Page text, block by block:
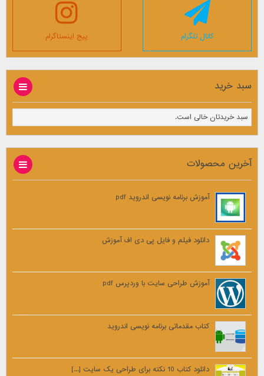
کانال تلگرام پیج اینستاگرام
سبد خرید
سبد خریدتان خالی است.
آخرین محصولات
آموزش برنامه نویسی اندروید pdf
دانلود فیلم و فایل پی دی اف آموزش
آموزش طراحی سایت با وردپرس pdf
کتاب مقدماتی برنامه نویسی اندروید
دانلود کتاب 10 نکته برای طراحی یک سایت [...]